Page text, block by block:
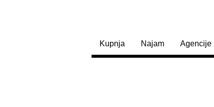
Kupnja Najam Agencije